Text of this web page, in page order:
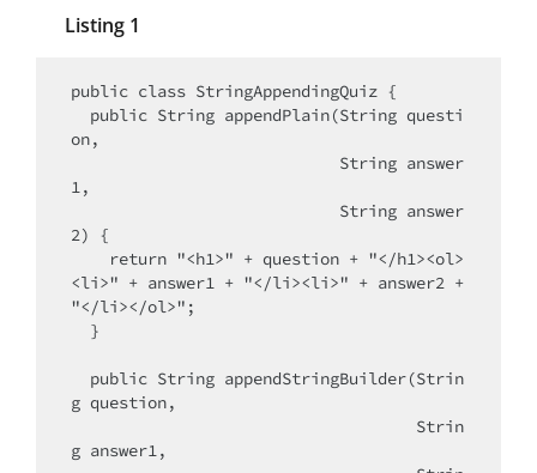
Listing 1
public class StringAppendingQuiz {
on,
1,
2) {
<li>" + answer1 + "</li><li>" + answer2 +
"</li></ol>";
g question,
g answer1,